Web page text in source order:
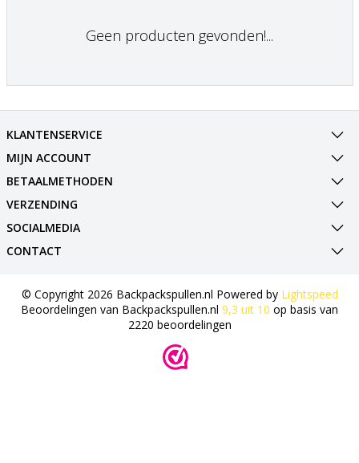
Geen producten gevonden!...
KLANTENSERVICE
MIJN ACCOUNT
BETAALMETHODEN
VERZENDING
SOCIALMEDIA
CONTACT
© Copyright 2026 Backpackspullen.nl Powered by Lightspeed
Beoordelingen van Backpackspullen.nl 9,3 uit 10 op basis van
2220 beoordelingen